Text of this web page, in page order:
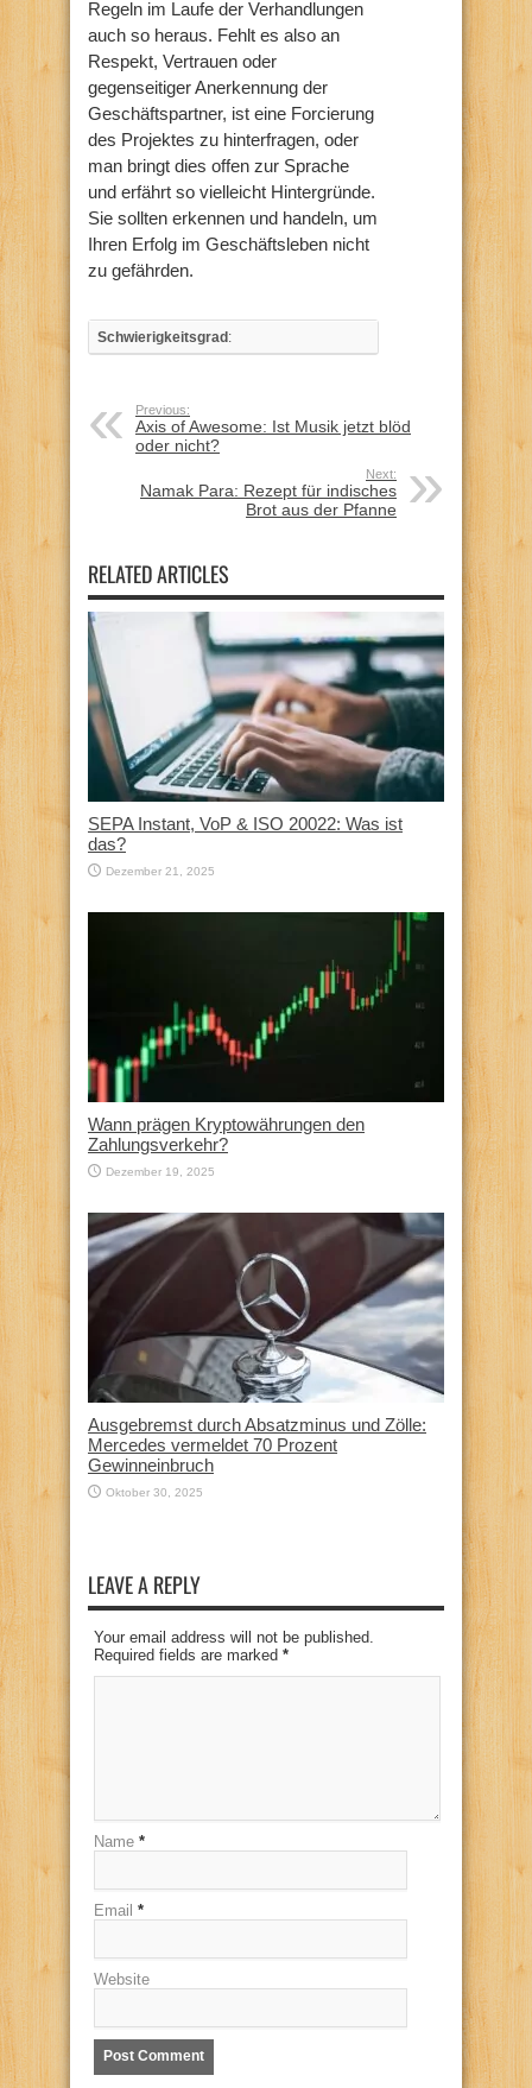
Regeln im Laufe der Verhandlungen
auch so heraus. Fehlt es also an
Respekt, Vertrauen oder
gegenseitiger Anerkennung der
Geschäftspartner, ist eine Forcierung
des Projektes zu hinterfragen, oder
man bringt dies offen zur Sprache
und erfährt so vielleicht Hintergründe.
Sie sollten erkennen und handeln, um
Ihren Erfolg im Geschäftsleben nicht
zu gefährden.
Schwierigkeitsgrad:
Previous:
Axis of Awesome: Ist Musik jetzt blöd
oder nicht?
Next:
Namak Para: Rezept für indisches
Brot aus der Pfanne
RELATED ARTICLES
SEPA Instant, VoP & ISO 20022: Was ist
das?
Dezember 21, 2025
Wann prägen Kryptowährungen den
Zahlungsverkehr?
Dezember 19, 2025
Ausgebremst durch Absatzminus und Zölle:
Mercedes vermeldet 70 Prozent
Gewinneinbruch
Oktober 30, 2025
LEAVE A REPLY
Your email address will not be published.
Required fields are marked *
Name *
Email *
Website